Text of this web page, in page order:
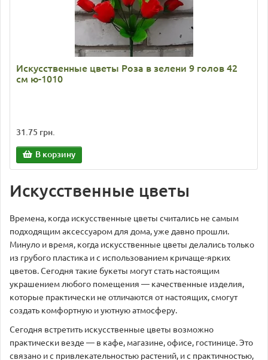
Искусственные цветы Роза в зелени 9 голов 42
см ю-1010
31.75 грн.
В корзину
Искусственные цветы
Времена, когда искусственные цветы считались не самым
подходящим аксессуаром для дома, уже давно прошли.
Минуло и время, когда искусственные цветы делались только
из грубого пластика и с использованием кричаще-ярких
цветов. Сегодня такие букеты могут стать настоящим
украшением любого помещения — качественные изделия,
которые практически не отличаются от настоящих, смогут
создать комфортную и уютную атмосферу.
Сегодня встретить искусственные цветы возможно
практически везде — в кафе, магазине, офисе, гостинице. Это
связано и с привлекательностью растений, и с практичностью,